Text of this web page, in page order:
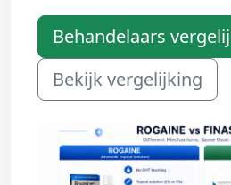
Behandelaars
Bekijk vergelijking